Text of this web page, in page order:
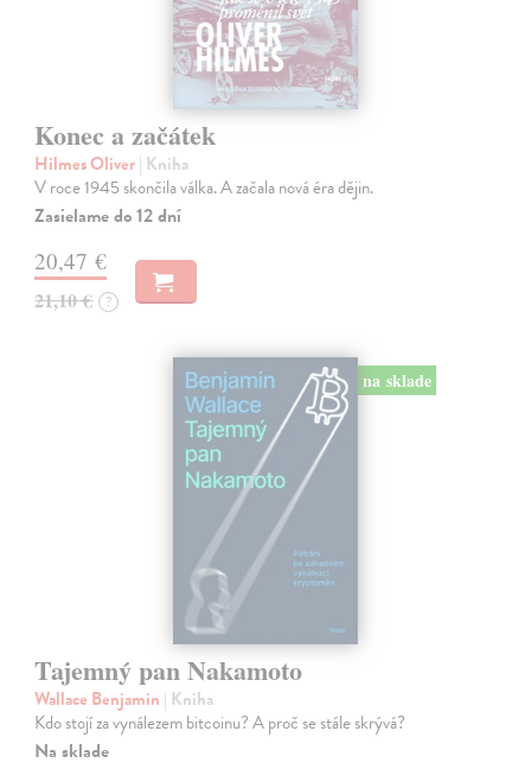
Konec a začátek
Hilmes Oliver| Kniha
V roce 1945 skončila válka. A začala nová éra dějin.
Zasielame do 12 dní
20,47 €
21,10 € ?
na sklade
Tajemný pan Nakamoto
Wallace Benjamin | Kniha
Kdo stojí za vynálezem bitcoinu? A proč se stále skrývá?
Na sklade